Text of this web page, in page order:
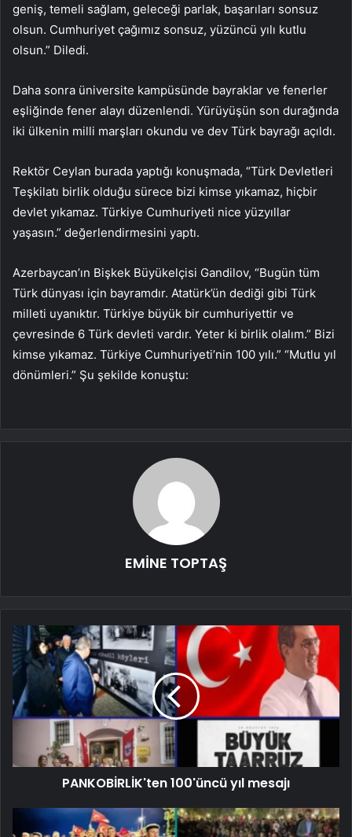
geniş, temeli sağlam, geleceği parlak, başarıları sonsuz
olsun. Cumhuriyet çağımız sonsuz, yüzüncü yılı kutlu
olsun.” Diledi.
Daha sonra üniversite kampüsünde bayraklar ve fenerler
eşliğinde fener alayı düzenlendi. Yürüyüşün son durağında
iki ülkenin milli marşları okundu ve dev Türk bayrağı açıldı.
Rektör Ceylan burada yaptığı konuşmada, “Türk Devletleri
Teşkilatı birlik olduğu sürece bizi kimse yıkamaz, hiçbir
devlet yıkamaz. Türkiye Cumhuriyeti nice yüzyıllar
yaşasın.” değerlendirmesini yaptı.
Azerbaycan’ın Bişkek Büyükelçisi Gandilov, “Bugün tüm
Türk dünyası için bayramdır. Atatürk’ün dediği gibi Türk
milleti uyanıktır. Türkiye büyük bir cumhuriyettir ve
çevresinde 6 Türk devleti vardır. Yeter ki birlik olalım.” Bizi
kimse yıkamaz. Türkiye Cumhuriyeti’nin 100 yılı.” “Mutlu yıl
dönümleri.” Şu şekilde konuştu:
EMİNE TOPTAŞ
PANKOBİRLİK'ten 100'üncü yıl mesajı